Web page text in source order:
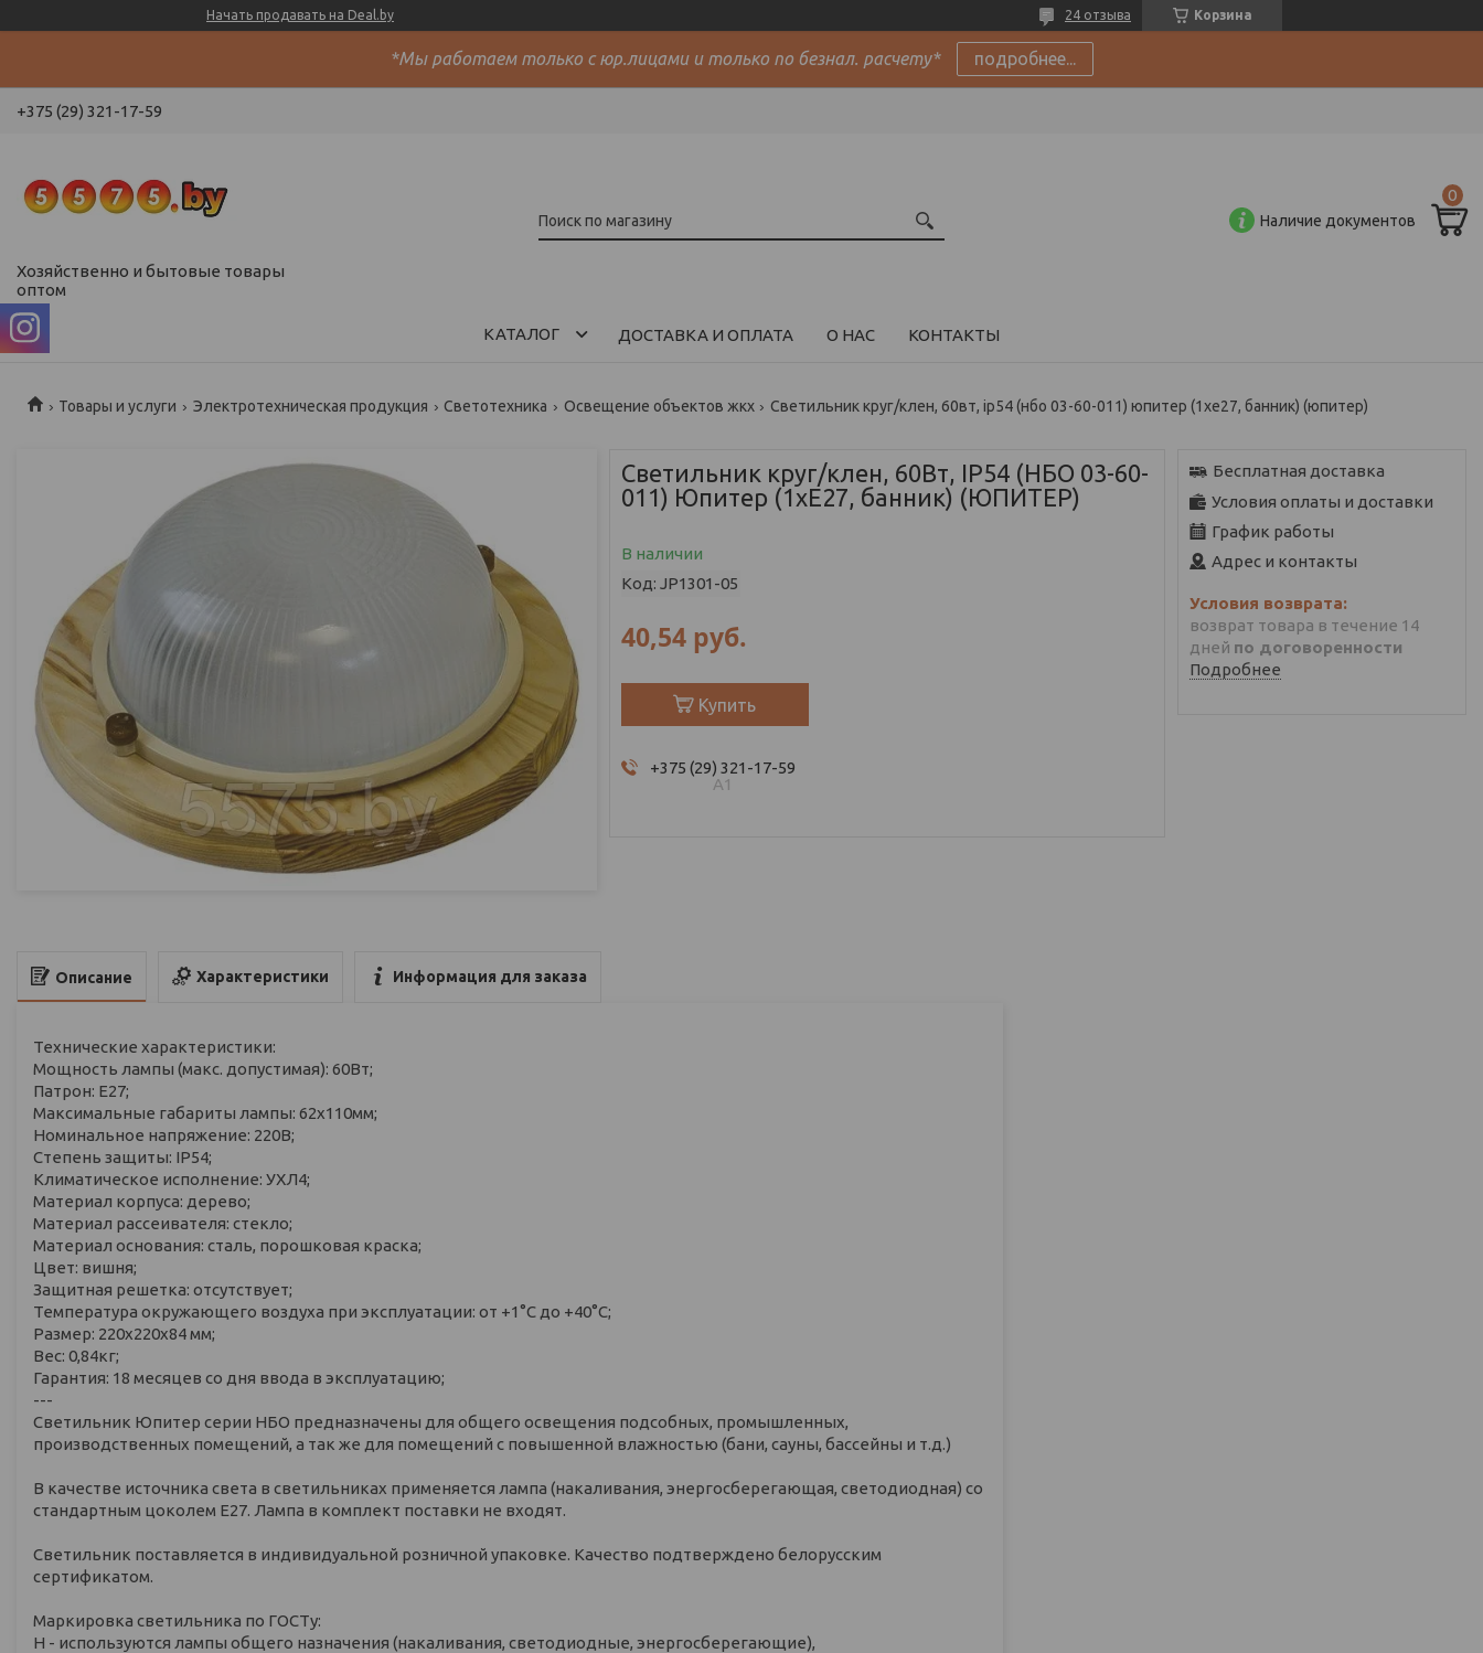
Начать продавать на Deal.by Корзина
24 отзыва
*Мы работаем только с юр.лицами и только по безнал. расчету* подробнее...
+375 (29) 321-17-59
Хозяйственно и бытовые товары
оптом
Наличие документов
КАТАЛОГ ДОСТАВКА И ОПЛАТА О НАС КОНТАКТЫ
Товары и услуги Электротехническая продукция Светотехника Освещение объектов жкх Светильник круг/клен, 60вт, ip54 (нбо 03-60-011) юпитер (1хе27, банник) (юпитер)
Светильник круг/клен, 60Вт, IP54 (НБО 03-60-
011) Юпитер (1хЕ27, банник) (ЮПИТЕР)
В наличии
Код: JP1301-05
40,54 руб.
Купить
+375 (29) 321-17-59
А1
Бесплатная доставка
Условия оплаты и доставки
График работы
Адрес и контакты
возврат товара в течение 14
дней по договоренности
Подробнее
Описание Характеристики Информация для заказа
Технические характеристики:
Мощность лампы (макс. допустимая): 60Вт;
Патрон: Е27;
Максимальные габариты лампы: 62х110мм;
Номинальное напряжение: 220В;
Степень защиты: IP54;
Климатическое исполнение: УХЛ4;
Материал корпуса: дерево;
Материал рассеивателя: стекло;
Материал основания: сталь, порошковая краска;
Цвет: вишня;
Защитная решетка: отсутствует;
Температура окружающего воздуха при эксплуатации: от +1°С до +40°С;
Размер: 220х220х84 мм;
Вес: 0,84кг;
Гарантия: 18 месяцев со дня ввода в эксплуатацию;
---
Светильник Юпитер серии НБО предназначены для общего освещения подсобных, промышленных,
производственных помещений, а так же для помещений с повышенной влажностью (бани, сауны, бассейны и т.д.)
В качестве источника света в светильниках применяется лампа (накаливания, энергосберегающая, светодиодная) со
стандартным цоколем Е27. Лампа в комплект поставки не входят.
Светильник поставляется в индивидуальной розничной упаковке. Качество подтверждено белорусским
сертификатом.
Маркировка светильника по ГОСТу:
Н - используются лампы общего назначения (накаливания, светодиодные, энергосберегающие),